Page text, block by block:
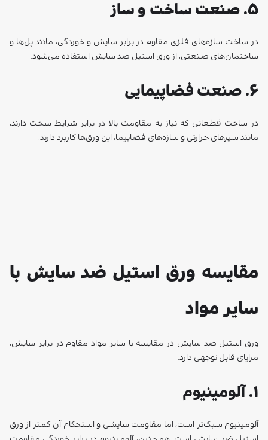
۵. صنعت ساخت و ساز
در ساخت سازه‌های فلزی مقاوم در برابر سایش و خوردگی، مانند پل‌ها و
ساختمان‌های صنعتی، از ورق استیل ضد سایش استفاده می‌شود.
۶. صنعت فضاپیمایی
در ساخت قطعاتی که نیاز به مقاومت بالا در برابر شرایط سخت دارند،
مانند سپرهای حرارتی و سازه‌های فضاپیما، این ورق‌ها کاربرد دارند.
ورق استیل ضد سایش در مقایسه با سایر مواد مقاوم در برابر سایش،
مزایای قابل توجهی دارد:
۱. آلومینیوم
آلومینیوم سبک‌تر است، اما مقاومت سایشی و استحکام آن کمتر از ورق
استیل ضد سایش است. همچنین، آلومینیوم در برابر خوردگی مقاومت